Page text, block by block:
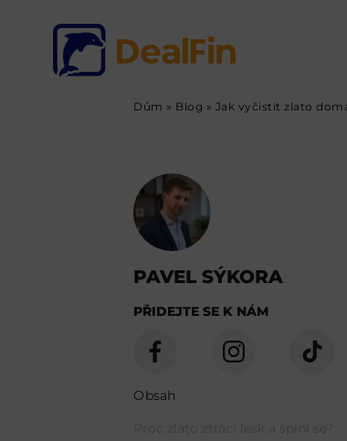
Dům » Blog » Jak vyčistit zlato
PAVEL SÝKORA
PŘIDEJTE SE K NÁM
Obsah